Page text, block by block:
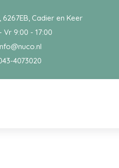
6267EB, Cadier en Keer
Vr 9:00 - 17:00
4073020